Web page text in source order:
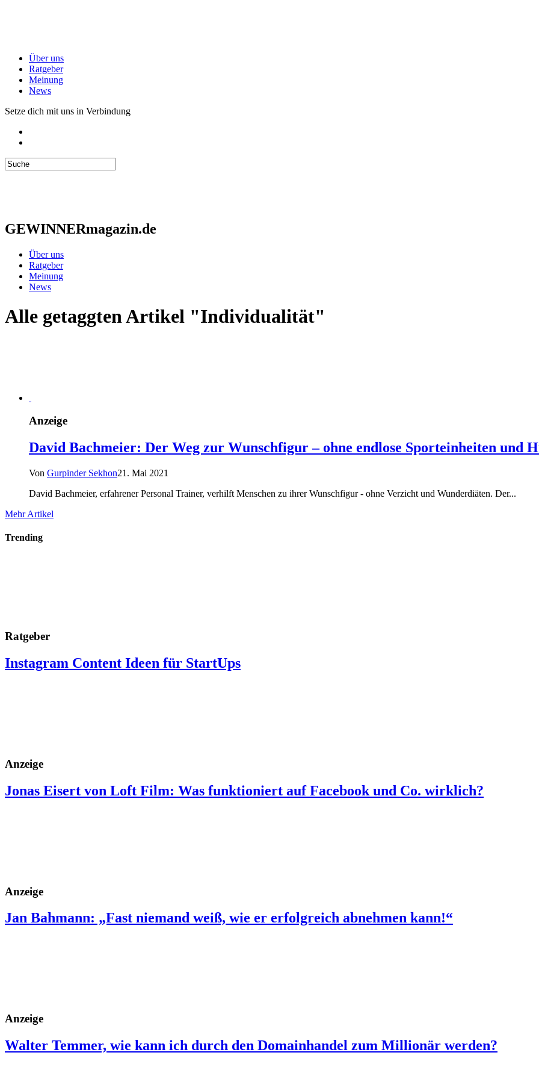
Über uns
Ratgeber
Meinung
News
Setze dich mit uns in Verbindung
GEWINNERmagazin.de
Über uns
Ratgeber
Meinung
News
Alle getaggten Artikel "Individualität"
Anzeige
David Bachmeier: Der Weg zur Wunschfigur – ohne endlose Sporteinheiten und
Von Gurpinder Sekhon21. Mai 2021
David Bachmeier, erfahrener Personal Trainer, verhilft Menschen zu ihrer Wunschfigur - ohne Verzicht und Wunderdiäten. Der...
Mehr Artikel
Trending
Ratgeber
Instagram Content Ideen für StartUps
Anzeige
Jonas Eisert von Loft Film: Was funktioniert auf Facebook und Co. wirklich?
Anzeige
Jan Bahmann: „Fast niemand weiß, wie er erfolgreich abnehmen kann!“
Anzeige
Walter Temmer, wie kann ich durch den Domainhandel zum Millionär werden?